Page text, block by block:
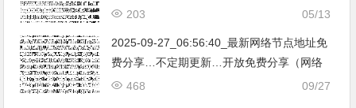
免费节点香港|日本|韩国|新加坡|台湾|马来西
05/13
203
2025-09-27_06:56:40_最新网络节点地址免
费分享…不定期更新…开放免费分享（网络
免费节点香港|日本|韩国|新加坡|台湾|马来西
09/27
468